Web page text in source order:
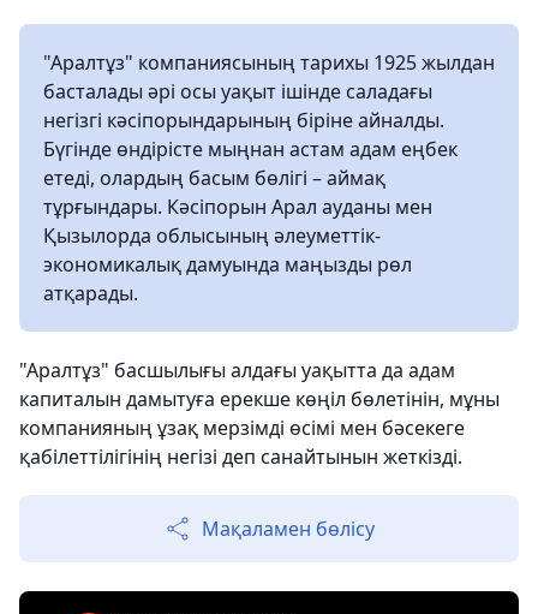
"Аралтұз" компаниясының тарихы 1925 жылдан
басталады әрі осы уақыт ішінде саладағы
негізгі кәсіпорындарының біріне айналды.
Бүгінде өндірісте мыңнан астам адам еңбек
етеді, олардың басым бөлігі – аймақ
тұрғындары. Кәсіпорын Арал ауданы мен
Қызылорда облысының әлеуметтік-
экономикалық дамуында маңызды рөл
атқарады.
"Аралтұз" басшылығы алдағы уақытта да адам
капиталын дамытуға ерекше көңіл бөлетінін, мұны
компанияның ұзақ мерзімді өсімі мен бәсекеге
қабілеттілігінің негізі деп санайтынын жеткізді.
Мақаламен бөлісу